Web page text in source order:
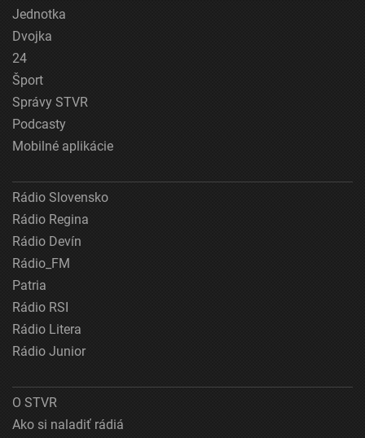
Jednotka
Dvojka
24
Šport
Správy STVR
Podcasty
Mobilné aplikácie
Rádio Slovensko
Rádio Regina
Rádio Devín
Rádio_FM
Patria
Rádio RSI
Rádio Litera
Rádio Junior
O STVR
Ako si naladiť rádiá